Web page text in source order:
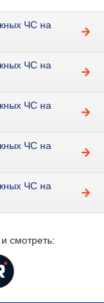
ЧС на
ЧС на
ЧС на
ЧС на
ЧС на
смотреть: